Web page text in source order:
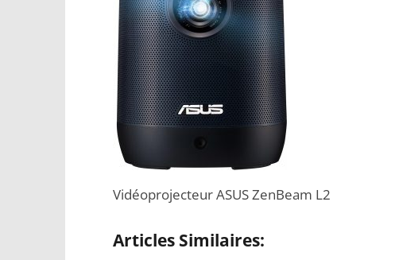
Vidéoprojecteur ASUS ZenBeam L2
Articles Similaires: